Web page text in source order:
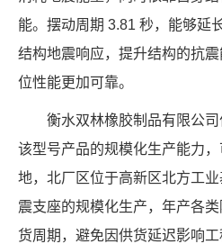
能。摆动周期 3.81 秒，能够延
结构地震响应，提升结构的抗
位性能更加可靠。
衡水双林橡胶制品有限公
该型号产品的规模化生产能力
地，北厂区位于高新区北方工
震支座的规模化生产，年产各
货周期，避免因供货延迟影响工